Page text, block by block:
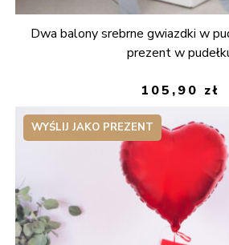
Dwa balony srebrne gwiazdki w
prezent w
105,90 zł
WYŚLIJ JAKO PREZENT